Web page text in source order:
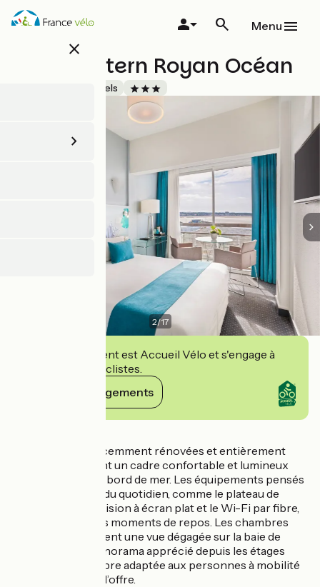
Aller
au
close
Menu
Best Western Royan Océan
Hôtels
2/17
Cet établissement est Accueil Vélo et s'engage à
accueillir des cyclistes.
Voir ses engagements
Les chambres, récemment rénovées et entièrement
climatisées, offrent un cadre confortable et lumineux
pour un séjour en bord de mer. Les équipements pensés
pour le bien-être du quotidien, comme le plateau de
courtoisie, la télévision à écran plat et le Wi-Fi par fibre,
accompagnent les moments de repos. Les chambres
côté océan dévoilent une vue dégagée sur la baie de
Royan, avec un panorama apprécié depuis les étages
élevés. Une chambre adaptée aux personnes à mobilité
réduite complète l’offre.